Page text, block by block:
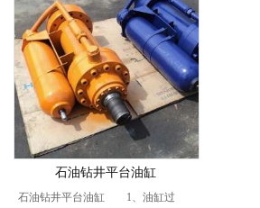
石油钻井平台油缸
石油钻井平台油缸 1、油缸过